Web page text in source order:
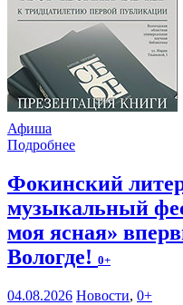
Афиша
Подробнее
Фокинский
музыкальный
моя ясная»
Вологде! 0+
04.08.2026 Новости, 0+